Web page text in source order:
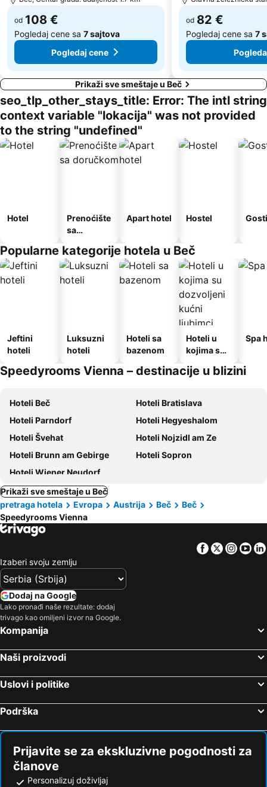
Gerhard Hanappi Stadion
Josefsplatz
od 108 €
Pogledaj cene sa 7 sajtova
Pogledaj cene
od 82 €
Pogledaj cene sa 7
Prikaži sve smeštaje u Beč
seo_tlp_other_stays_title: Error: The intl string
context variable "lokacija" was not provided
to the string "undefined"
Hotel
Prenoćište
sa
Apart hotel Hostel
Popularne kategorije hotela u Beč
Jeftini
hoteli
Luksuzni
hoteli
Hoteli sa
bazenom
Hoteli u
kojima su
kućni
Spa
Speedyrooms Vienna – destinacije u blizini
Hoteli Beč
Hoteli Bratislava
Hoteli Parndorf
Hoteli Hegyeshalom
Hoteli Švehat
Hoteli Nojzidl am Ze
Hoteli Brunn am Gebirge
Hoteli Sopron
Hoteli Wiener Neudorf
Prikaži sve smeštaje u Beč
pretraga hotela
Evropa Austrija Beč
Beč
Speedyrooms Vienna
Facebook
Twitter
Izaberi svoju zemlju
Dodaj na Google
Lako pronađi naše rezultate: dodaj
trivago kao omiljeni izvor na Google.
Kompanija
Naši proizvodi
Uslovi i politike
Podrška
Prijavite se za ekskluzivne pogodnosti za
članove
Personalizuj doživljaj